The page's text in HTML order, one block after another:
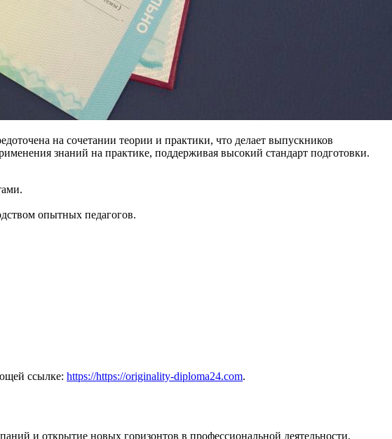
на сочетании теории и практики, что делает выпускников
знаний на практике, поддерживая высокий стандарт подготовки.
опытных педагогов.
ссылке: https://https://originality-diploma24.com.
и открытие новых горизонтов в профессиональной деятельности.